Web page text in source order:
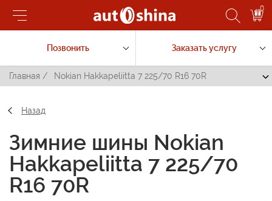
0
Позвонить Заказать услугу
Главная / Nokian Hakkapeliitta 7 225/70 R16 70R
Назад
Зимние шины Nokian
Hakkapeliitta 7 225/70
R16 70R